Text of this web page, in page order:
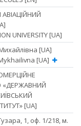
UNIVERSITY [UA]
[UA]
[UA]
«ДЕРЖАВНИЙ
[UA]
1, оф. 1/218, м.